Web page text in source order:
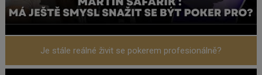
Je stále reálné živit se pokerem profesionálně?